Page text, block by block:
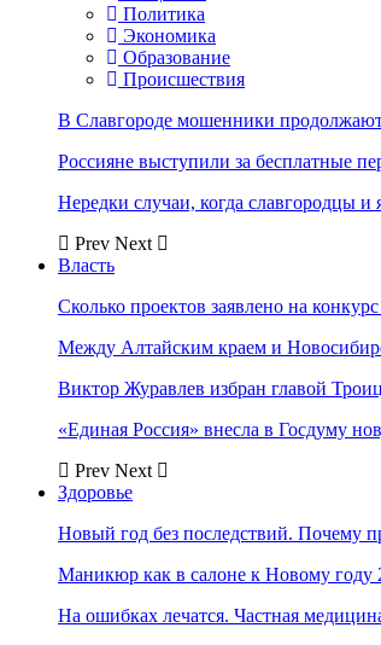
Политика
Экономика
Образование
Происшествия
В Славгороде мошенники
Россияне выступили за бесплатные
Нередки случаи, когда славгородцы
Prev Next
Власть
Сколько проектов заявлено на
Между Алтайским краем и
Виктор Журавлев избран главой
«Единая Россия» внесла в Госдуму
Prev Next
Здоровье
Новый год без последствий. Почему
Маникюр как в салоне к Новому году
На ошибках лечатся. Частная